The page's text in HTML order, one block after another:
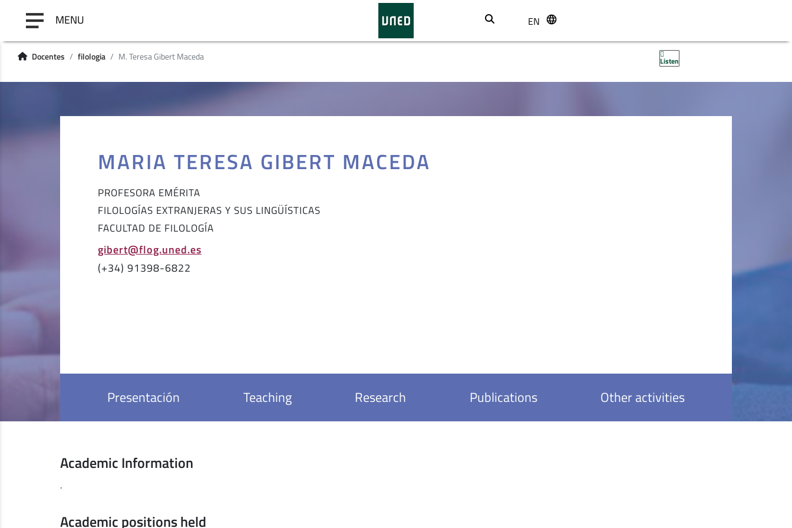
MENU BuscarEN
Docentes filologia M. Teresa Gibert Maceda Listen
Presentación Teaching Research Publications Other activities
MARIA TERESA GIBERT MACEDA
PROFESORA EMÉRITA
FILOLOGÍAS EXTRANJERAS Y SUS LINGÜÍSTICAS
FACULTAD DE FILOLOGÍA
gibert@flog.uned.es
(+34) 91398-6822
Academic Information
.
Academic positions held